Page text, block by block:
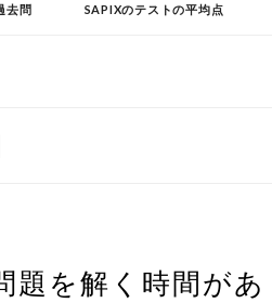
去問 SAPIXのテストの平均点
題を解く時間があ